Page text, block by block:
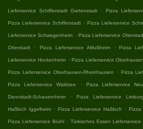
Lieferservice Schifferstadt Gartenstadt . Pizza
Pizza Lieferservice Schifferstadt . Pizza Lieferservice
Lieferservice Schwegenheim . Pizza Lieferservice
Otterstadt . Pizza Lieferservice Altlußheim . Pizza
Lieferservice Hockenheim . Pizza Lieferservice
Pizza Lieferservice Oberhausen-Rheinhausen . Pizza
Pizza Lieferservice Waldsee . Pizza Lieferservice
Dannstadt-Schauernheim . Pizza Lieferservice
Haßloch Iggelheim . Pizza Lieferservice Haßloch . Pizza
Pizza Lieferservice Brühl . Türkisches Essen Lieferservice